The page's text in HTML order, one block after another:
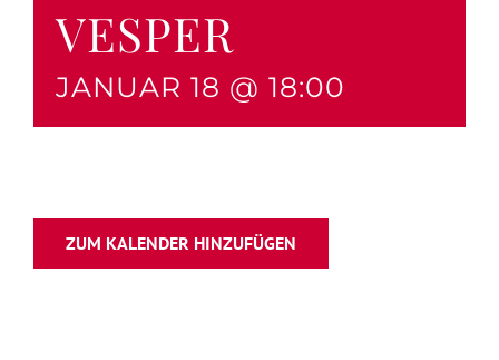
VESPER
JANUAR 18 @ 18:00
ZUM KALENDER HINZUFÜGEN